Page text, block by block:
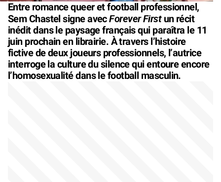
Entre romance queer et football professionnel,
Sem Chastel signe avecForever Firstun récit
inédit dans le paysage français qui paraîtra le 11
juin prochain en librairie. À travers l’histoire
fictive de deux joueurs professionnels, l’autrice
interroge la culture du silence qui entoure encore
l’homosexualité dans le football masculin.